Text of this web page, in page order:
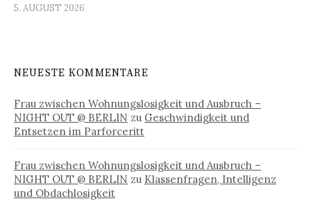
5. AUGUST 2026
NEUESTE KOMMENTARE
Frau zwischen Wohnungslosigkeit und Ausbruch –
NIGHT OUT @ BERLIN zu Geschwindigkeit und
Entsetzen im Parforceritt
Frau zwischen Wohnungslosigkeit und Ausbruch –
NIGHT OUT @ BERLIN zu Klassenfragen, Intelligenz
und Obdachlosigkeit